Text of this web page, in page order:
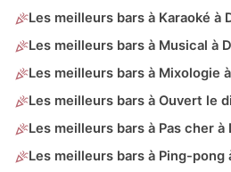
Les meilleurs bars à Karaoké à
Les meilleurs bars à Musical à
Les meilleurs bars à Mixologie
Les meilleurs bars à Ouvert le
Les meilleurs bars à Pas cher à
Les meilleurs bars à Ping-pong